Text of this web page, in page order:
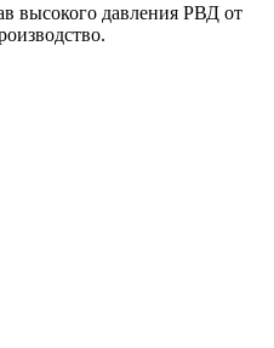
высокого давления РВД от